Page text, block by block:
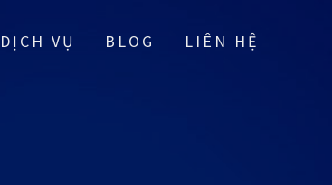
DỊCH VỤ BLOG LIÊN HỆ